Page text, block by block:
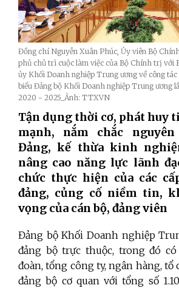
Đồng chí Nguyễn Xuân Phúc, Ủy viên Bộ
phủ chủ trì cuộc làm việc của Bộ Chính trị với
ủy Khối Doanh nghiệp Trung ương về công
biểu Đảng bộ Khối Doanh nghiệp Trung ương
2020 - 2025_Ảnh: TTXVN
Tận dụng thời cơ, phát huy
mạnh, nắm chắc
Đảng, kế thừa kinh
nâng cao năng lực lãnh
chức thực hiện của các
đảng, củng cố niềm tin,
vọng của cán bộ, đảng viên
Đảng bộ Khối Doanh nghiệp
đảng bộ trực thuộc, trong đó có
đoàn, tổng công ty, ngân hàng, tổ
đảng bộ cơ quan với tổng số